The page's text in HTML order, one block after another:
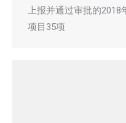
上报并通过审批的2018
项目35项